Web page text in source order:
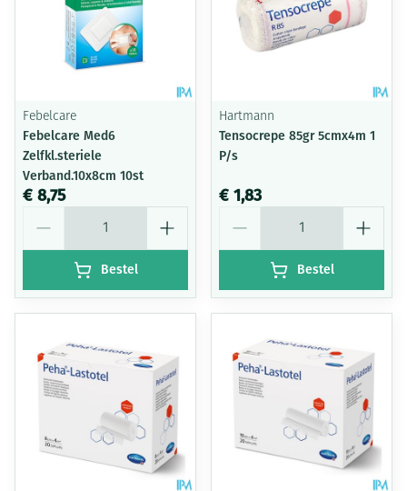
Febelcare
Febelcare Med6
Zelfkl.steriele
Verband.10x8cm 10st
€ 8,75
Bestel
Hartmann
Tensocrepe 85gr 5cmx4m 1
P/s
€ 1,83
Bestel